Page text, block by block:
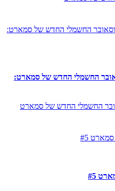
החשמלי החדש של סמארט:
החשמלי החדש של סמארט
#5